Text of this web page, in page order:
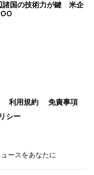
諸国の技術力が鍵 米企
利用規約
免責事項
シー
ースをあなたに